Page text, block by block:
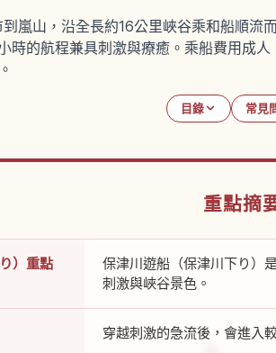
嵐山，沿全長約16公里峽谷乘和船順
時的航程兼具刺激與療癒。乘船費用成
目錄 常見
重點摘
）重點
保津川遊船（保津川下り）
刺激與峽谷景色。
穿越刺激的急流後，會進入